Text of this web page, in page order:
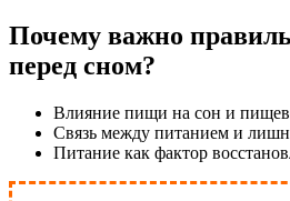
Почему важно
перед сном?
Влияние пищи на сон и
Связь между питанием и
Питание как фактор